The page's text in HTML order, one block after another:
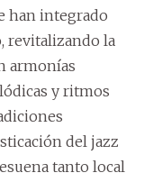
han integrado
revitalizando la
armonías
y ritmos
del jazz
tanto local